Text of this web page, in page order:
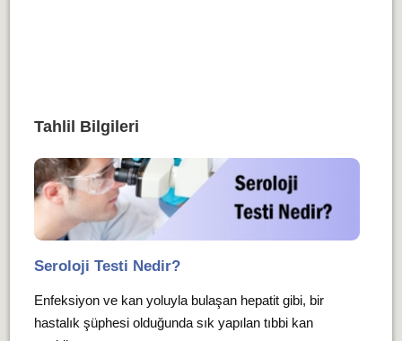
Tahlil Bilgileri
Seroloji Testi Nedir?
Enfeksiyon ve kan yoluyla bulaşan hepatit gibi, bir
hastalık şüphesi olduğunda sık yapılan tıbbi kan